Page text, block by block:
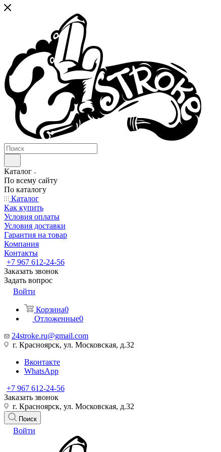
Каталог
По всему сайту
По каталогу
Каталог
Как купить
Условия оплаты
Условия доставки
Гарантия на товар
Компания
Контакты
+7 967 612-24-56
Заказать звонок
Задать вопрос
Войти
Корзина0
Отложенные0
24stroke.ru@gmail.com
г. Красноярск, ул. Московская, д.32
Вконтакте
WhatsApp
+7 967 612-24-56
Заказать звонок
г. Красноярск, ул. Московская, д.32
Поиск
Войти